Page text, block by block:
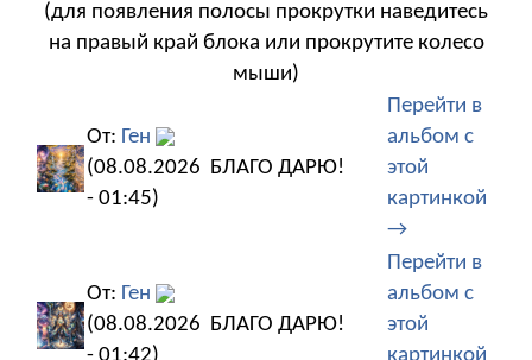
(для появления полосы прокрутки наведитесь
на правый край блока или прокрутите колесо
мыши)
От: Ген
(08.08.2026
- 01:45)
БЛАГО ДАРЮ!
Перейти в
альбом с
этой
картинкой
→
От: Ген
(08.08.2026 БЛАГО ДАРЮ!
Перейти в
альбом с
этой